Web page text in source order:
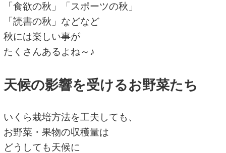
「食欲の秋」「スポーツの秋」
「読書の秋」などなど
秋には楽しい事が
たくさんあるよね～♪
天候の影響を受けるお野菜たち
いくら栽培方法を工夫しても、
お野菜・果物の収穫量は
どうしても天候に